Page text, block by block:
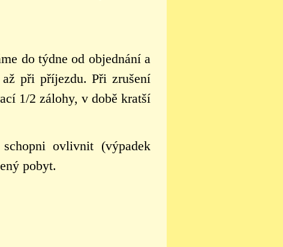
do týdne od objednání a
při příjezdu. Při zrušení
1/2 zálohy, v době kratší
ovlivnit (výpadek
pobyt.